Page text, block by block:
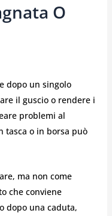
O
dopo un singolo
il guscio o rendere i
problemi al
tasca o in borsa può
ma non come
che conviene
dopo una caduta,